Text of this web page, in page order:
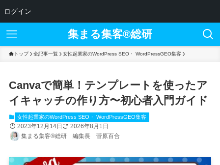
ログイン
集まる集客®︎総研
トップ 全記事一覧 女性起業家のWordPress SEO・ WordPressGEO集客
Canvaで簡単！テンプレートを使ったア
イキャッチの作り方〜初心者入門ガイド
女性起業家のWordPress SEO・ WordPressGEO集客
2023年12月14日
2026年8月1日
集まる集客®総研 編集長 菅原百合